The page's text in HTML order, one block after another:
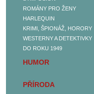
ROMÁNY PRO ŽENY
HARLEQUIN
KRIMI, ŠPIONÁŽ, HORORY
WESTERNY A DETEKTIVKY
DO ROKU 1949
HUMOR
PŘÍRODA
EDICE KK
SCI FI
KRIMI, ŠPIONÁŽ,
WESTERNY A